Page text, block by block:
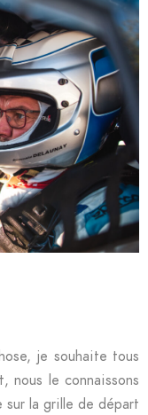
je souhaite tous
nous le connaissons
sur la grille de départ